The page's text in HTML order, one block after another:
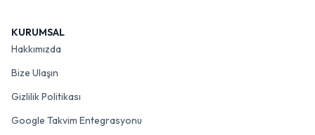
KURUMSAL
Hakkımızda
Bize Ulaşın
Gizlilik Politikası
Google Takvim Entegrasyonu